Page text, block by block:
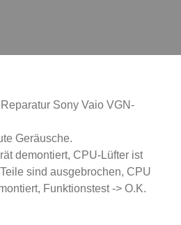
Sony Vaio VGN-
Geräusche.
demontiert, CPU-Lüfter ist
sind ausgebrochen, CPU
Funktionstest -> O.K.